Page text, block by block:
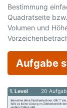
Bestimmung
Quadratseite
Volumen und
Aufgabe
1. Level 20